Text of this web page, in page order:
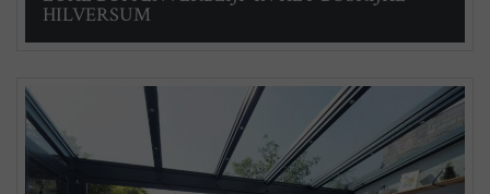
HILVERSUM